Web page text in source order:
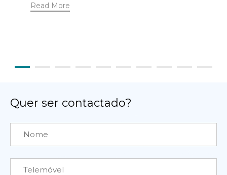
Read More
Quer ser contactado?